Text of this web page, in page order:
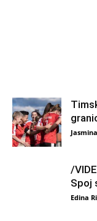
/
Spoj
Edina